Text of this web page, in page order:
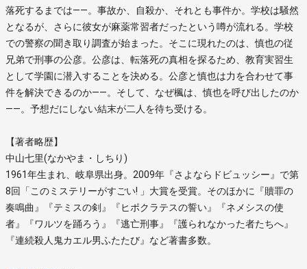
落死するまでは――。事故か、自殺か、それとも事件か。学校は騒然
となるが、さらに彼女が麻薬常習者だったという噂が流れる。学校
での警察の聞き取り調査が始まった。そこに現れたのは、慎也の従
兄弟で刑事の公彦。公彦は、転落死の真相を探るため、教育実習生
として学園に潜入することを決める。公彦と慎也は力を合わせて事
件を解決できるのか――。そして、なぜ楓は、慎也を呼び出したのか
――。予想だにしない結末が二人を待ち受ける。
【著者略歴】
中山七里(なかやま・しちり)
1961年生まれ、岐阜県出身。2009年『さよならドビュッシー』で第
8回「このミステリーがすごい! 」大賞を受賞。そのほかに『贖罪の
奏鳴曲』『テミスの剣』『ヒポクラテスの誓い』『ネメシスの使
者』『ワルツを踊ろう』『逃亡刑事』『護られなかった者たちへ』
『連続殺人鬼カエル男ふたたび』など著書多数。